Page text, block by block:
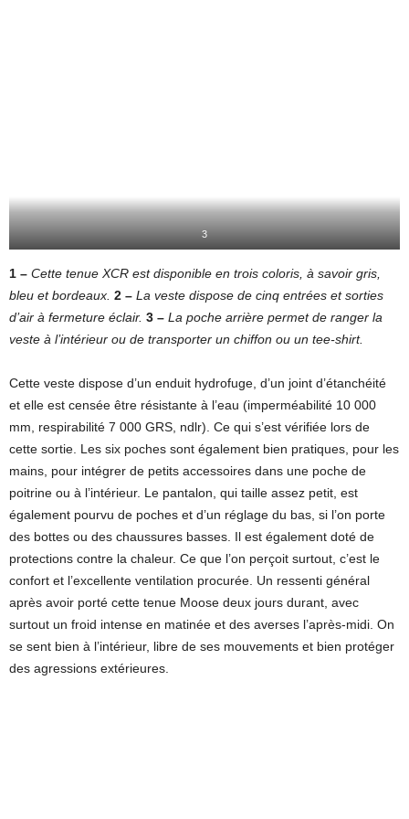
3
1 – Cette tenue XCR est disponible en trois coloris, à savoir gris,
bleu et bordeaux. 2 – La veste dispose de cinq entrées et sorties
d’air à fermeture éclair. 3 – La poche arrière permet de ranger la
veste à l’intérieur ou de transporter un chiffon ou un tee-shirt.
Cette veste dispose d’un enduit hydrofuge, d’un joint d’étanchéité
et elle est censée être résistante à l’eau (imperméabilité 10 000
mm, respirabilité 7 000 GRS, ndlr). Ce qui s’est vérifiée lors de
cette sortie. Les six poches sont également bien pratiques, pour les
mains, pour intégrer de petits accessoires dans une poche de
poitrine ou à l’intérieur. Le pantalon, qui taille assez petit, est
également pourvu de poches et d’un réglage du bas, si l’on porte
des bottes ou des chaussures basses. Il est également doté de
protections contre la chaleur. Ce que l’on perçoit surtout, c’est le
confort et l’excellente ventilation procurée. Un ressenti général
après avoir porté cette tenue Moose deux jours durant, avec
surtout un froid intense en matinée et des averses l’après-midi. On
se sent bien à l’intérieur, libre de ses mouvements et bien protéger
des agressions extérieures.